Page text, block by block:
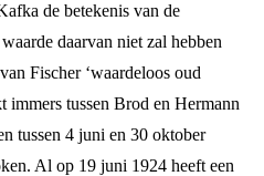
de betekenis van de
daarvan niet zal hebben
Fischer ‘waardeloos oud
immers tussen Brod en Hermann
tussen 4 juni en 30 oktober
Al op 19 juni 1924 heeft een